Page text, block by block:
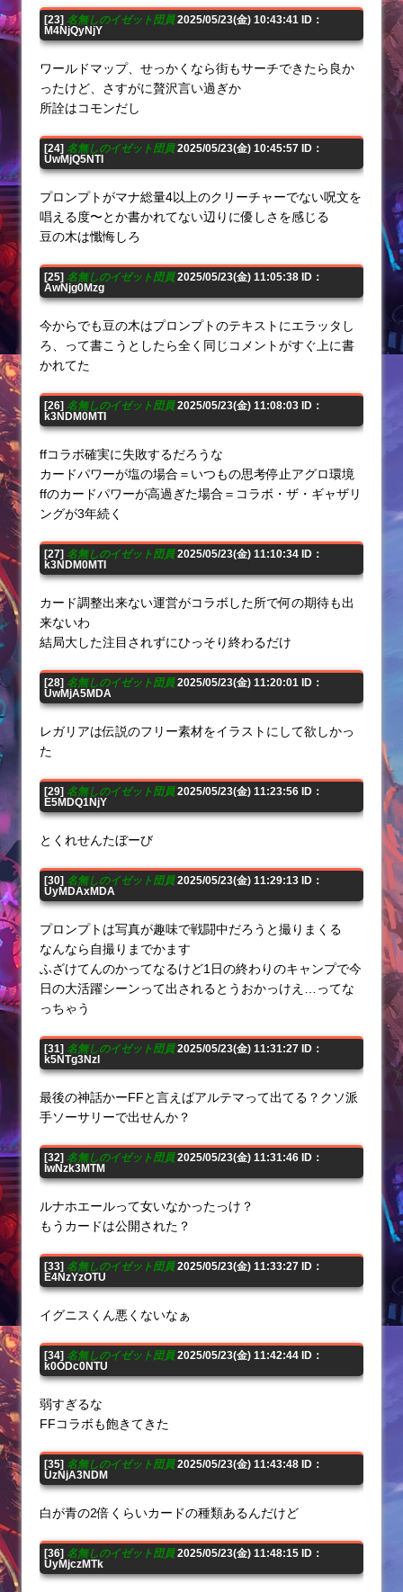
[23] 名無しのイゼット団員2025/05/23(金) 10:43:41 ID：
M4NjQyNjY
ワールドマップ、せっかくなら街もサーチできたら良か
ったけど、さすがに贅沢言い過ぎか
所詮はコモンだし
[24] 名無しのイゼット団員2025/05/23(金) 10:45:57 ID：
UwMjQ5NTI
プロンプトがマナ総量4以上のクリーチャーでない呪文を
唱える度〜とか書かれてない辺りに優しさを感じる
豆の木は懺悔しろ
[25] 名無しのイゼット団員2025/05/23(金) 11:05:38 ID：
AwNjg0Mzg
今からでも豆の木はプロンプトのテキストにエラッタし
ろ、って書こうとしたら全く同じコメントがすぐ上に書
かれてた
[26] 名無しのイゼット団員2025/05/23(金) 11:08:03 ID：
k3NDM0MTI
ffコラボ確実に失敗するだろうな
カードパワーが塩の場合＝いつもの思考停止アグロ環境
ffのカードパワーが高過ぎた場合＝コラボ・ザ・ギャザリ
ングが3年続く
[27] 名無しのイゼット団員2025/05/23(金) 11:10:34 ID：
k3NDM0MTI
カード調整出来ない運営がコラボした所で何の期待も出
来ないわ
結局大した注目されずにひっそり終わるだけ
[28] 名無しのイゼット団員2025/05/23(金) 11:20:01 ID：
UwMjA5MDA
レガリアは伝説のフリー素材をイラストにして欲しかっ
た
[29] 名無しのイゼット団員2025/05/23(金) 11:23:56 ID：
E5MDQ1NjY
とくれせんたぼーび
[30] 名無しのイゼット団員2025/05/23(金) 11:29:13 ID：
UyMDAxMDA
プロンプトは写真が趣味で戦闘中だろうと撮りまくる
なんなら自撮りまでかます
ふざけてんのかってなるけど1日の終わりのキャンプで今
日の大活躍シーンって出されるとうおかっけえ…ってな
っちゃう
[31] 名無しのイゼット団員2025/05/23(金) 11:31:27 ID：
k5NTg3NzI
最後の神話かーFFと言えばアルテマって出てる？クソ派
手ソーサリーで出せんか？
[32] 名無しのイゼット団員2025/05/23(金) 11:31:46 ID：
IwNzk3MTM
ルナホエールって女いなかったっけ？
もうカードは公開された？
[33] 名無しのイゼット団員2025/05/23(金) 11:33:27 ID：
E4NzYzOTU
イグニスくん悪くないなぁ
[34] 名無しのイゼット団員2025/05/23(金) 11:42:44 ID：
k0ODc0NTU
弱すぎるな
FFコラボも飽きてきた
[35] 名無しのイゼット団員2025/05/23(金) 11:43:48 ID：
UzNjA3NDM
白が青の2倍くらいカードの種類あるんだけど
[36] 名無しのイゼット団員2025/05/23(金) 11:48:15 ID：
UyMjczMTk